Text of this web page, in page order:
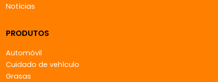
Notícias
PRODUTOS
Automóvil
Cuidado de vehículo
Grasas